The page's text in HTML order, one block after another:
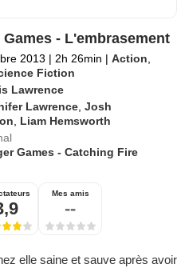
Games - L'embrasement
2013 | 2h 26min | Action
Fiction
Lawrence
Lawrence ,Josh
Liam Hemsworth
Games - Catching Fire
Mes amis
--
elle saine et sauve après avoir